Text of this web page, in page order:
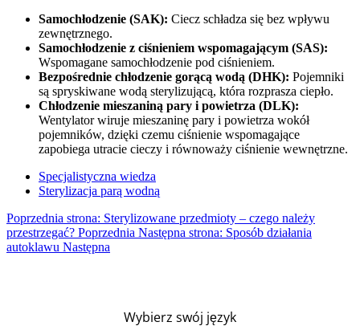
Samochłodzenie (SAK): Ciecz schładza się bez wpływu
zewnętrznego.
Samochłodzenie z ciśnieniem wspomagającym (SAS):
Wspomagane samochłodzenie pod ciśnieniem.
Bezpośrednie chłodzenie gorącą wodą (DHK): Pojemniki
są spryskiwane wodą sterylizującą, która rozprasza ciepło.
Chłodzenie mieszaniną pary i powietrza (DLK):
Wentylator wiruje mieszaninę pary i powietrza wokół
pojemników, dzięki czemu ciśnienie wspomagające
zapobiega utracie cieczy i równoważy ciśnienie wewnętrzne.
Specjalistyczna wiedza
Sterylizacja parą wodną
Poprzednia strona: Sterylizowane przedmioty – czego należy
przestrzegać? Poprzednia Następna strona: Sposób działania
autoklawu Następna
Wybierz swój język